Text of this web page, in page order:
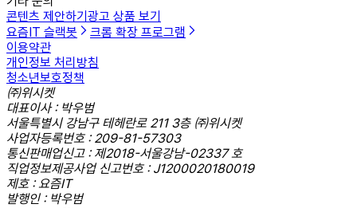
콘텐츠 제안하기 광고 상품 보기
요즘IT 슬랙봇
크롬 확장 프로그램
이용약관
개인정보 처리방침
청소년보호정책
㈜위시켓
대표이사 : 박우범
서울특별시 강남구 테헤란로 211 3층 ㈜위시켓
사업자등록번호 : 209-81-57303
통신판매업신고 : 제2018-서울강남-02337 호
직업정보제공사업 신고번호 : J1200020180019
제호 : 요즘IT
발행인 : 박우범